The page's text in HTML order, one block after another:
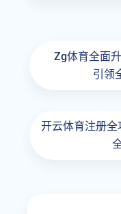
Zg体育全面
引领
开云体育注册